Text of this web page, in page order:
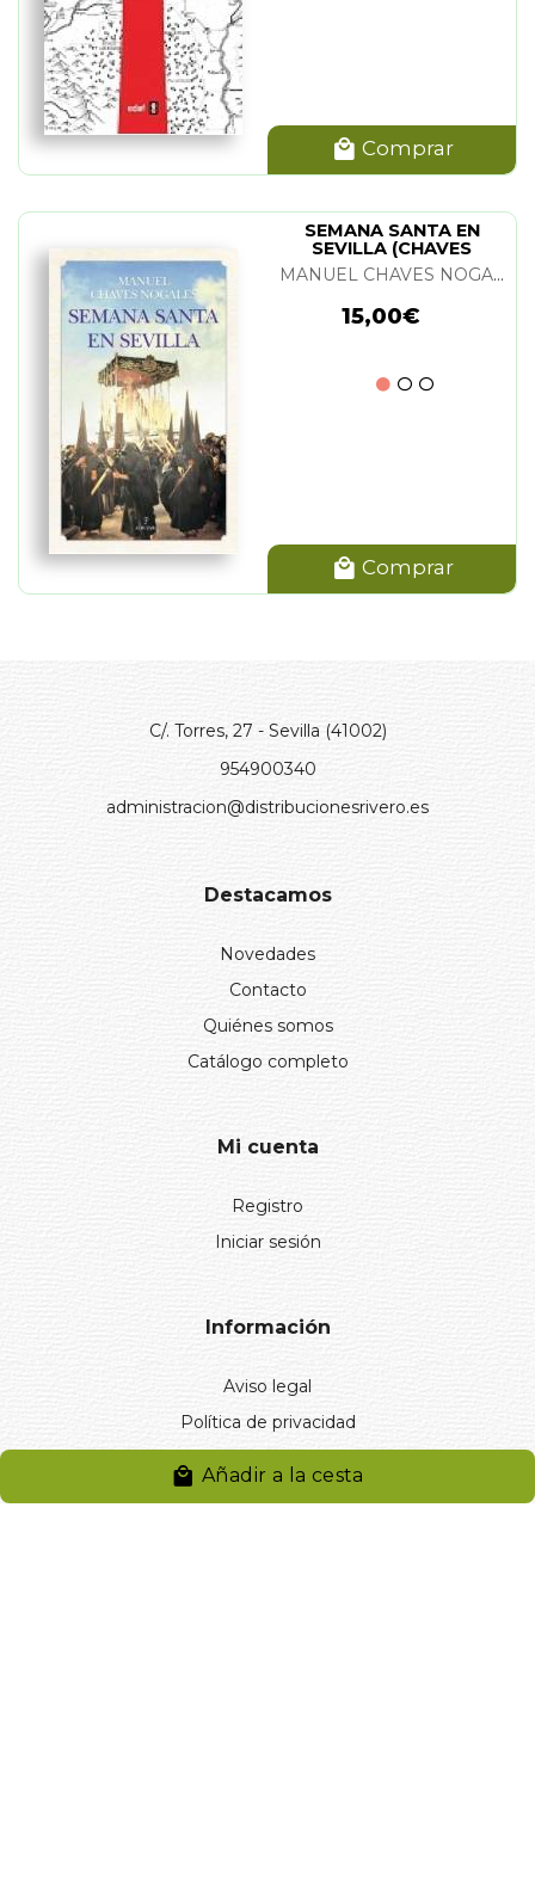
Añadir a la cesta
Comprar
SEMANA SANTA EN
SEVILLA (CHAVES
NOGALES)
MANUEL CHAVES NOGALES
15,00€
Comprar
C/. Torres, 27 - Sevilla (41002)
954900340
administracion@distribucionesrivero.es
Destacamos
Novedades
Contacto
Quiénes somos
Catálogo completo
Mi cuenta
Registro
Iniciar sesión
Información
Aviso legal
Política de privacidad